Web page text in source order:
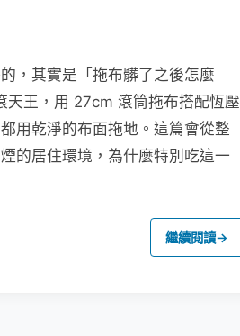
，其實是「拖布髒了之後怎麼
王，用 27cm 滾筒拖布搭配恆壓
用乾淨的布面拖地。這篇會從整
的居住環境，為什麼特別吃這一
繼續閱讀→